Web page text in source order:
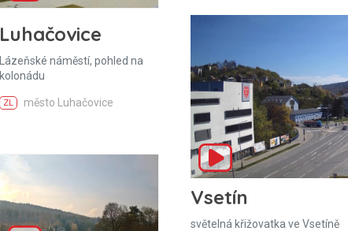
Luhačovice
Lázeňské náměstí, pohled na
kolonádu
ZL město Luhačovice
Vsetín
světelná křižovatka ve Vsetíně